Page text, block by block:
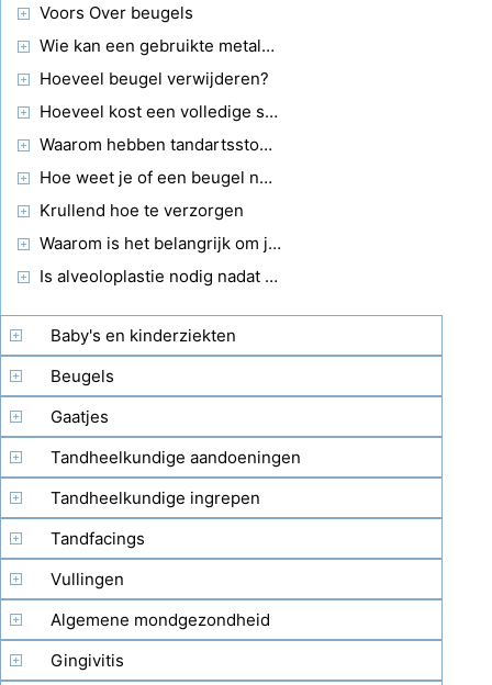
Voors Over beugels
Wie kan een gebruikte metalen beenbeugel gebruiken?
Hoeveel beugel verwijderen?
Hoeveel kost een volledige set beugels?
Waarom hebben tandartsstoelen dunne en smalle hoofdsteunen?
Hoe weet je of een beugel nodig is?
Krullend hoe te verzorgen
Waarom is het belangrijk om je tanden te poetsen met een beugel?
Is alveoloplastie nodig nadat tanden zijn verwijderd voor een kunstgebit?
Baby's en kinderziekten
Beugels
Gaatjes
Tandheelkundige aandoeningen
Tandheelkundige ingrepen
Tandfacings
Vullingen
Algemene mondgezondheid
Gingivitis